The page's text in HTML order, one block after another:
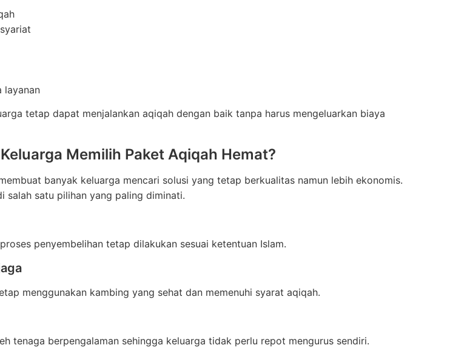
layanan
tetap dapat menjalankan aqiqah dengan baik tanpa harus mengeluarkan biaya
Memilih Paket Aqiqah Hemat?
banyak keluarga mencari solusi yang tetap berkualitas namun lebih ekonomis.
salah satu pilihan yang paling diminati.
penyembelihan tetap dilakukan sesuai ketentuan Islam.
menggunakan kambing yang sehat dan memenuhi syarat aqiqah.
tenaga berpengalaman sehingga keluarga tidak perlu repot mengurus sendiri.